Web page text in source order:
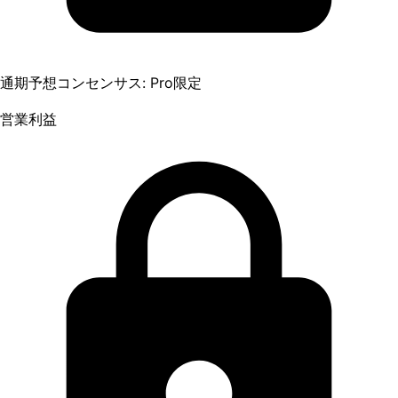
通期予想コンセンサス: Pro限定
営業利益